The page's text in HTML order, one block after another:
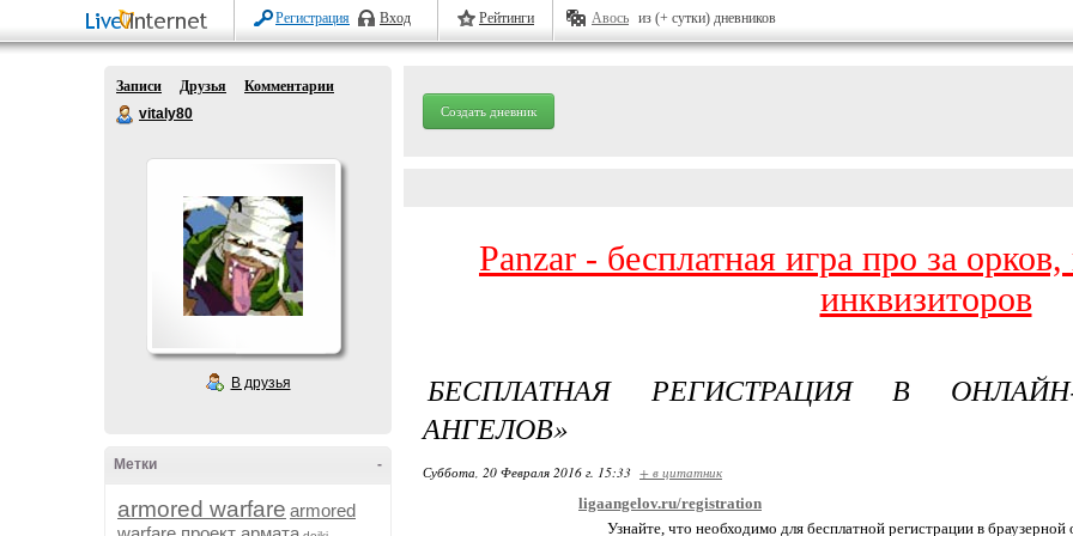
Регистрация Вход Рейтинги Авось из (+ сутки) дневников
Записи Друзья
Комментарии
vitaly80
В друзья
-
Метки
armored warfare armored
Создать дневник
Panzar - бесплатная игра про за
инквизиторов
БЕСПЛАТНАЯ РЕГИСТРАЦИЯ В
АНГЕЛОВ»
Суббота, 20 Февраля 2016 г. 15:33 + в цитатник
ligaangelov.ru/registration
Узнайте, что необходимо для бесплатной регистрации в